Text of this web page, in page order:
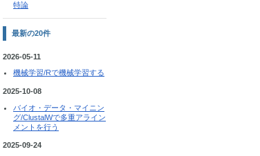
特論
最新の20件
2026-05-11
機械学習/Rで機械学習する
2025-10-08
バイオ・データ・マイニン
グ/ClustalWで多重アライン
メントを行う
2025-09-24